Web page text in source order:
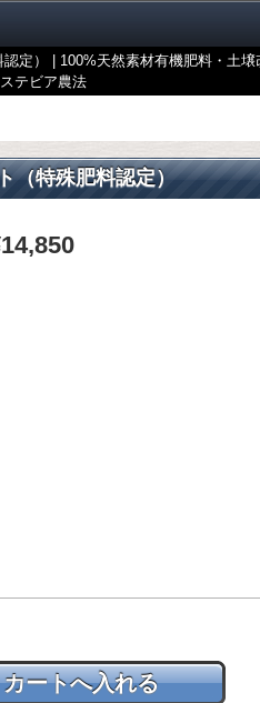
定） | 100%天然素材有機肥料・土壌
テビア農法
（特殊肥料認定）